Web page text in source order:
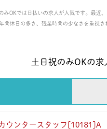
みOKでは日払いの求人が人気です。最近
間休日の多さ、残業時間の少なさを重視
土日祝のみOKの求
ンタースタッフ[10181]A